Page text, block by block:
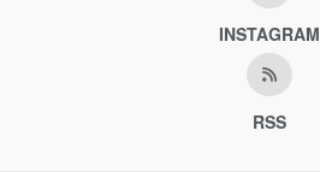
INSTAGRAM
RSS